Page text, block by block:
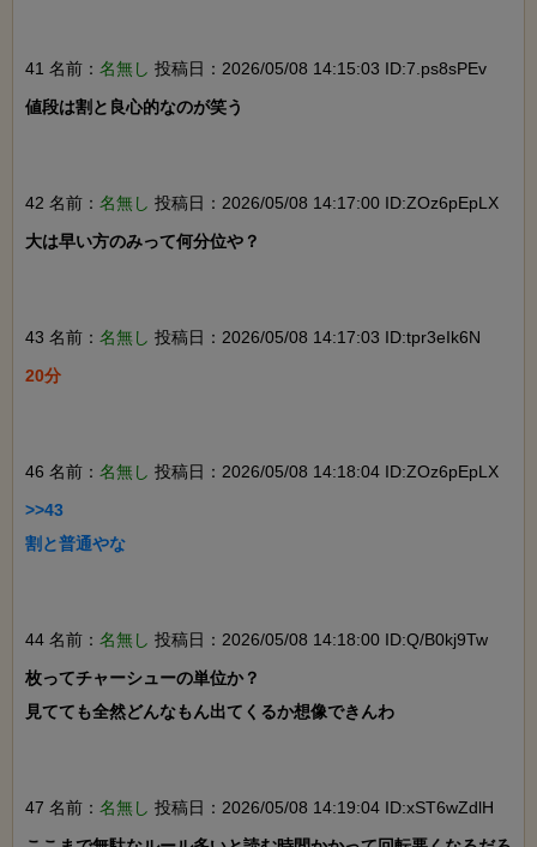
41 名前： 名無し 投稿日：2026/05/08 14:15:03 ID:7.ps8sPEv
値段は割と良心的なのが笑う
42 名前： 名無し 投稿日：2026/05/08 14:17:00 ID:ZOz6pEpLX
大は早い方のみって何分位や？
43 名前： 名無し 投稿日：2026/05/08 14:17:03 ID:tpr3eIk6N
20分
46 名前： 名無し 投稿日：2026/05/08 14:18:04 ID:ZOz6pEpLX
>>43
割と普通やな
44 名前： 名無し 投稿日：2026/05/08 14:18:00 ID:Q/B0kj9Tw
枚ってチャーシューの単位か？
見てても全然どんなもん出てくるか想像できんわ
47 名前： 名無し 投稿日：2026/05/08 14:19:04 ID:xST6wZdlH